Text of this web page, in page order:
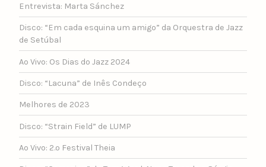
Entrevista: Marta Sánchez
Disco: “Em cada esquina um amigo” da Orquestra de Jazz
de Setúbal
Ao Vivo: Os Dias do Jazz 2024
Disco: “Lacuna” de Inês Condeço
Melhores de 2023
Disco: “Strain Field” de LUMP
Ao Vivo: 2.º Festival Theia